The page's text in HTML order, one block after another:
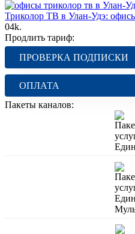
Триколор ТВ в Улан-Удэ:
04k.
Продлить тариф:
ПРОВЕРКА ПОДПИСКИ
ОПЛАТА
Пакеты каналов: